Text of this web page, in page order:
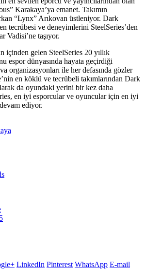
Karakaya’ya emanet. Takımın
“Lynx” Arıkovan üstleniyor. Dark
tecrübesi ve deneyimlerini SteelSeries’den
Vadisi’ne taşıyor.
içinden gelen SteelSeries 20 yıllık
espor dünyasında hayata geçirdiği
organizasyonları ile her defasında gözler
en köklü ve tecrübeli takımlarından Dark
da oyundaki yerini bir kez daha
en iyi esporcular ve oyuncular için en iyi
ediyor.
LinkedIn Pinterest WhatsApp E-mail